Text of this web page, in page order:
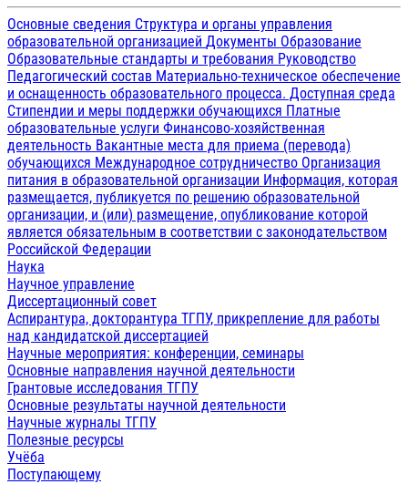
Основные сведения Структура и органы управления
образовательной организацией Документы Образование
Образовательные стандарты и требования Руководство
Педагогический состав Материально-техническое обеспечение
и оснащенность образовательного процесса. Доступная среда
Стипендии и меры поддержки обучающихся Платные
образовательные услуги Финансово-хозяйственная
деятельность Вакантные места для приема (перевода)
обучающихся Международное сотрудничество Организация
питания в образовательной организации Информация, которая
размещается, публикуется по решению образовательной
организации, и (или) размещение, опубликование которой
является обязательным в соответствии с законодательством
Российской Федерации
Наука
Научное управление
Диссертационный совет
Аспирантура, докторантура ТГПУ, прикрепление для работы
над кандидатской диссертацией
Научные мероприятия: конференции, семинары
Основные направления научной деятельности
Грантовые исследования ТГПУ
Основные результаты научной деятельности
Научные журналы ТГПУ
Полезные ресурсы
Учёба
Поступающему